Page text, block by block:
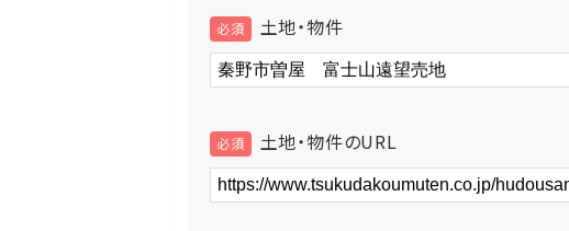
土地・物件
土地・物件のURL